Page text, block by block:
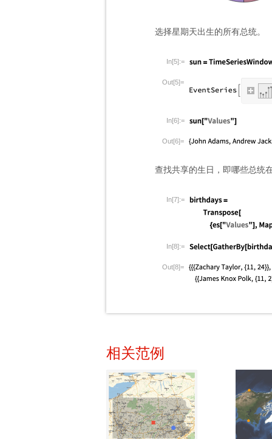
选择星期天出生的所有总统。
In[5]:=
Out[5]=
In[6]:=
Out[6]=
查找共享的生日，即哪些总统
In[7]:=
In[8]:=
Out[8]=
相关范例